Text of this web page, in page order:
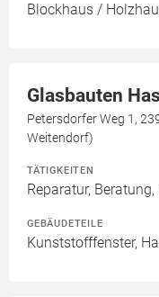
Blockhaus /
Glasbauten
Petersdorfer Weg 1,
Weitendorf)
TÄTIGKEITEN
Reparatur,
GEBÄUDETEILE
Kunststofffenster,